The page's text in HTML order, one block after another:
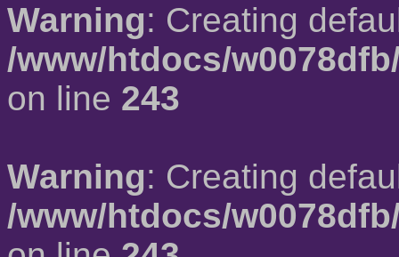
Warning: Creating
/www/htdocs/
on line 243
Warning: Creating
/www/htdocs/